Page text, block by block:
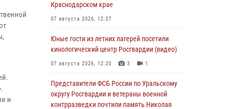
и
Краснодарском крае
07 августа 2026, 12:37
Юные гости из летних лагерей посетили
кинологический центр Росгвардии (видео)
07 августа 2026, 12:20 3 1
Представители ФСБ России по Уральскому
округу Росгвардии и ветераны военной
контрразведки почтили память Николая